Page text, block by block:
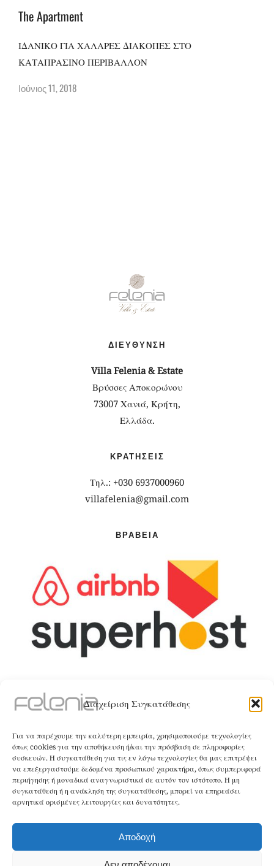
Διαχείριση Συγκατάθεσης
Για να παρέχουμε την καλύτερη εμπειρία, χρησιμοποιούμε τεχνολογίες
όπως cookies για την αποθήκευση ή/και την πρόσβαση σε πληροφορίες
συσκευών. Η συγκατάθεση για τις εν λόγω τεχνολογίες θα μας επιτρέψει
να επεξεργαστούμε δεδομένα προσωπικού χαρακτήρα, όπως συμπεριφορά
περιήγησης ή μοναδικά αναγνωριστικά σε αυτόν τον ιστότοπο. Η μη
συγκατάθεση ή η ανάκληση της συγκατάθεσης, μπορεί να επηρεάσει
αρνητικά ορισμένες λειτουργίες και δυνατότητες.
Αποδοχή
The Apartment
ΙΔΑΝΙΚΟ ΓΙΑ ΧΑΛΑΡΕΣ ΔΙΑΚΟΠΕΣ ΣΤΟ
ΚΑΤΑΠΡΑΣΙΝΟ ΠΕΡΙΒΑΛΛΟΝ
Ιούνιος 11, 2018
ΔΙΕΎΘΥΝΣΗ
Villa Felenia & Estate
Βρύσσες Αποκορώνου
73007 Χανιά, Κρήτη,
Ελλάδα.
ΚΡΑΤΉΣΕΙΣ
Τηλ.: +030 6937000960
villafelenia@gmail.com
ΒΡΑΒΕΊΑ
ΚΑΝΤΕ ΚΡΑΤΗΣΗ
The Apartment
ΚΑΝΤΕ ΚΡΑΤΗΣΗ